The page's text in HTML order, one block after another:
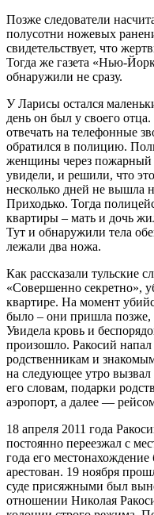
Позже следователи
полусотни ножевых
свидетельствует, что
Тогда же газета «Нью-
обнаружили не сразу.
У Ларисы остался
день он был у своего
отвечать на телефонные
обратился в полицию.
женщины через пожарный
увидели, и решили, что
несколько дней не вышла
Приходько. Тогда
квартиры – мать и дочь
Тут и обнаружили тела
лежали два ножа.
Как рассказали тульские
«Совершенно секретно»,
квартире. На момент
было – они пришла позже,
Увидела кровь и
произошло. Ракосий
родственникам и
на следующее утро
его словам, подарки
аэропорт, а далее —
18 апреля 2011 года
постоянно переезжал с
года его
арестован. 19 ноября
суде присяжными был
отношении Николая